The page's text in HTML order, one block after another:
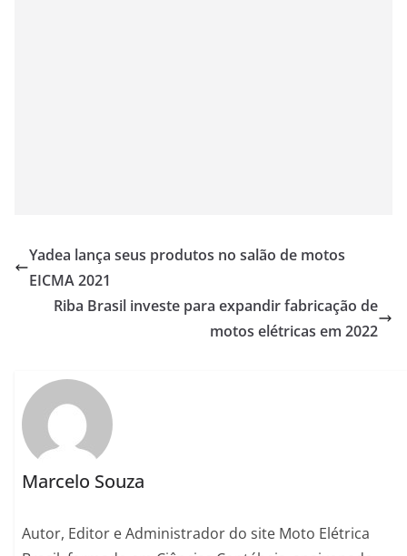
Yadea lança seus produtos no salão de motos
EICMA 2021
Riba Brasil investe para expandir fabricação de
motos elétricas em 2022
Marcelo Souza
Autor, Editor e Administrador do site Moto Elétrica